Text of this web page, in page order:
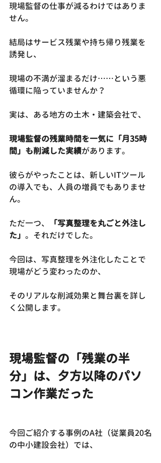
現場監督の仕事が減るわけではありま
せん。
結局はサービス残業や持ち帰り残業を
誘発し、
現場の不満が溜まるだけ……という悪
循環に陥っていませんか？
実は、ある地方の土木・建築会社で、
現場監督の残業時間を一気に「月35時
間」も削減した実績があります。
彼らがやったことは、新しいITツール
の導入でも、人員の増員でもありませ
ん。
ただ一つ、
「写真整理を丸ごと外注し
た」 。それだけでした。
今回は、写真整理を外注化したことで
現場がどう変わったのか、
そのリアルな削減効果と舞台裏を詳し
く公開します。
現場監督の「残業の半
分」は、夕方以降のパソ
コン作業だった
今回ご紹介する事例のA社（従業員20名
の中小建設会社）では、